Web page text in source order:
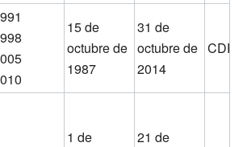
15 de
octubre de
1987
31 de
octubre de
2014
CDP
1 de
21 de